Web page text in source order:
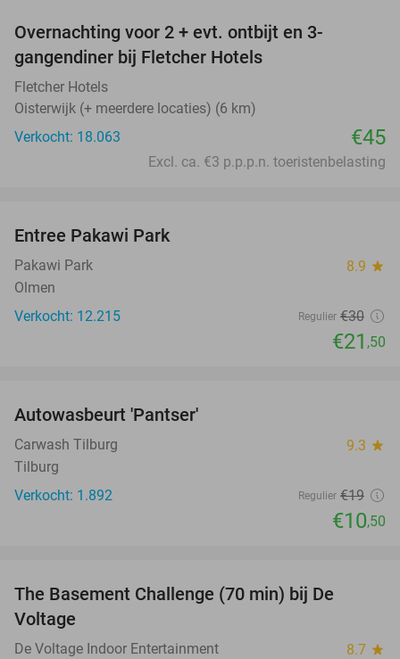
Overnachting voor 2 + evt. ontbijt en 3-
gangendiner bij Fletcher Hotels
Fletcher Hotels
Oisterwijk (+ meerdere locaties) (6 km)
Verkocht: 18.063
€45
Excl. ca. €3 p.p.p.n. toeristenbelasting
Entree Pakawi Park
Pakawi Park 8.9 star
Olmen
Verkocht: 12.215
Regulier €30
€21 ,50
Autowasbeurt 'Pantser'
Carwash Tilburg 9.3 star
Tilburg
Verkocht: 1.892
Regulier €19
€10,50
The Basement Challenge (70 min) bij De
Voltage
De Voltage Indoor Entertainment 8.7 star